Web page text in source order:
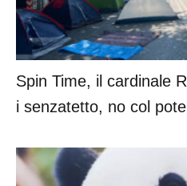
Spin Time, il cardinale
i senzatetto, no col